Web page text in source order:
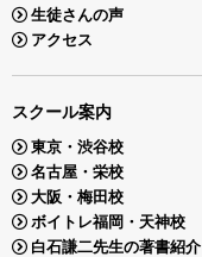
生徒さんの声
アクセス
スクール案内
東京・渋谷校
名古屋・栄校
大阪・梅田校
ボイトレ福岡・天神校
白石謙二先生の著書紹介